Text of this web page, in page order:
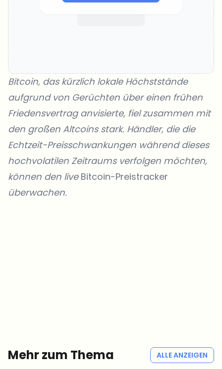
Bitcoin, das kürzlich lokale Höchststände
aufgrund von Gerüchten über einen frühen
Friedensvertrag anvisierte, fiel zusammen mit
den großen Altcoins stark. Händler, die die
Echtzeit-Preisschwankungen während dieses
hochvolatilen Zeitraums verfolgen möchten,
können den live Bitcoin-Preistracker
überwachen.
Mehr zum Thema ALLE ANZEIGEN